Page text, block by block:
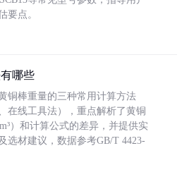
要点。
哪些
铜棒重量的三种常用计算方法
在线工具法），重点解析了黄铜
）和计算公式的差异，并提供实
选材建议，数据参考GB/T 4423-